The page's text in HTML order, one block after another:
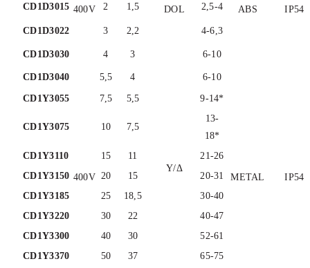
400V DOL ABS IP54
CD1D3015 2 1,5 2,5-4
CD1D3022 3 2,2 4-6,3
CD1D3030 4 3 6-10
CD1D3040 5,5 4 6-10
CD1Υ3055
400V
7,5 5,5
Υ/Δ
9-14*
METAL IP54
CD1Υ3075 10 7,5
13-
18*
CD1Υ3110
15 11
21-26
CD1Υ3150
20 15
20-31
CD1Υ3185
25 18,5
30-40
CD1Υ3220
30 22
40-47
CD1Υ3300
40 30
52-61
CD1Υ3370
50 37 65-75